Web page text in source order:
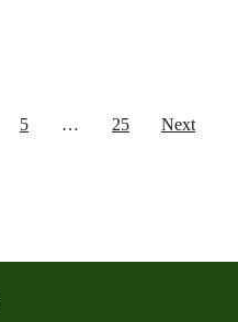
5 … 25 Next